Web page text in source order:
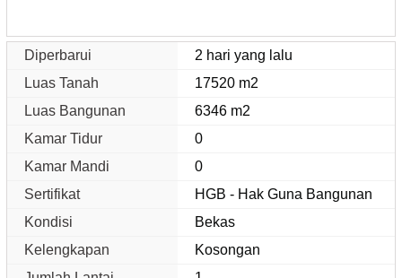
Diperbarui
2 hari yang lalu
Luas Tanah
17520 m2
Luas Bangunan
6346 m2
Kamar Tidur
0
Kamar Mandi
0
Sertifikat
HGB - Hak Guna Bangunan
Kondisi
Bekas
Kelengkapan
Kosongan